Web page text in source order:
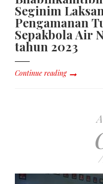
Seginim
Pengamanan
Sepakbola Air
tahun 2023
Continue reading